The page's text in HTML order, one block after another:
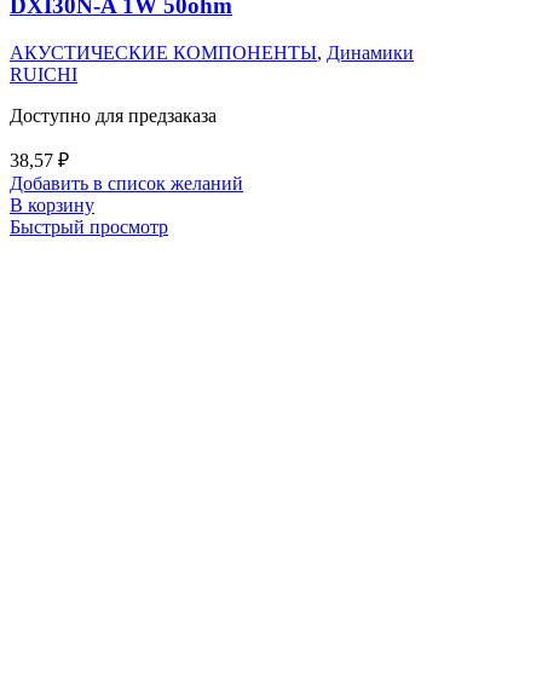
DXI30N-A 1W 50ohm
АКУСТИЧЕСКИЕ КОМПОНЕНТЫ, Динамики
RUICHI
Доступно для предзаказа
38,57 ₽
Добавить в список желаний
В корзину
Быстрый просмотр